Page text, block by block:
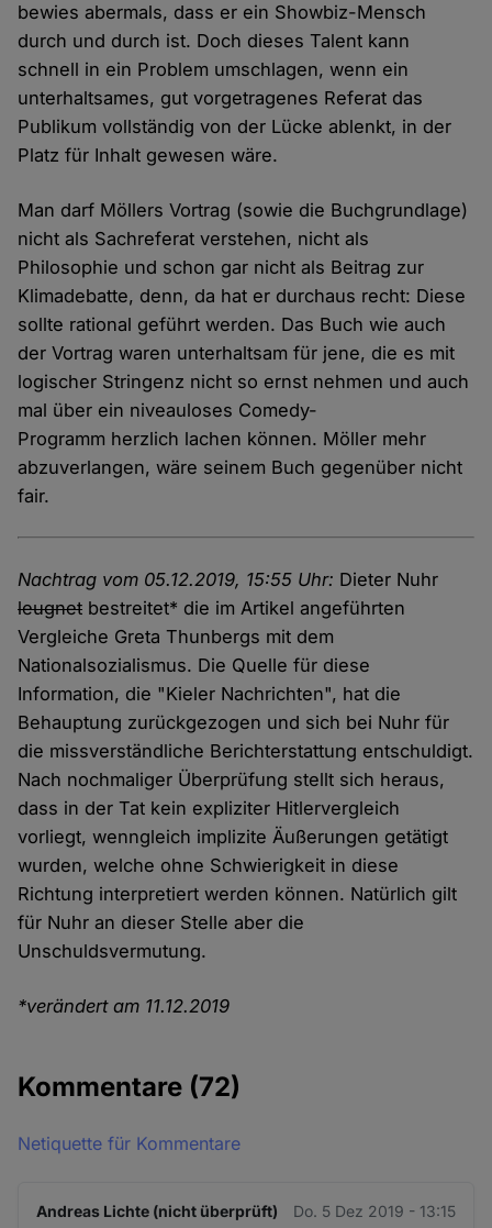
bewies abermals, dass er ein Showbiz-Mensch
durch und durch ist. Doch dieses Talent kann
schnell in ein Problem umschlagen, wenn ein
unterhaltsames, gut vorgetragenes Referat das
Publikum vollständig von der Lücke ablenkt, in der
Platz für Inhalt gewesen wäre.
Man darf Möllers Vortrag (sowie die Buchgrundlage)
nicht als Sachreferat verstehen, nicht als
Philosophie und schon gar nicht als Beitrag zur
Klimadebatte, denn, da hat er durchaus recht: Diese
sollte rational geführt werden. Das Buch wie auch
der Vortrag waren unterhaltsam für jene, die es mit
logischer Stringenz nicht so ernst nehmen und auch
mal über ein niveauloses Comedy-
Programm herzlich lachen können. Möller mehr
abzuverlangen, wäre seinem Buch gegenüber nicht
fair.
Nachtrag vom 05.12.2019, 15:55 Uhr: Dieter Nuhr
leugnet bestreitet* die im Artikel angeführten
Vergleiche Greta Thunbergs mit dem
Nationalsozialismus. Die Quelle für diese
Information, die "Kieler Nachrichten", hat die
Behauptung zurückgezogen und sich bei Nuhr für
die missverständliche Berichterstattung entschuldigt.
Nach nochmaliger Überprüfung stellt sich heraus,
dass in der Tat kein expliziter Hitlervergleich
vorliegt, wenngleich implizite Äußerungen getätigt
wurden, welche ohne Schwierigkeit in diese
Richtung interpretiert werden können. Natürlich gilt
für Nuhr an dieser Stelle aber die
Unschuldsvermutung.
*verändert am 11.12.2019
Kommentare (72)
Netiquette für Kommentare
Andreas Lichte (nicht überprüft) Do. 5 Dez 2019 - 13:15